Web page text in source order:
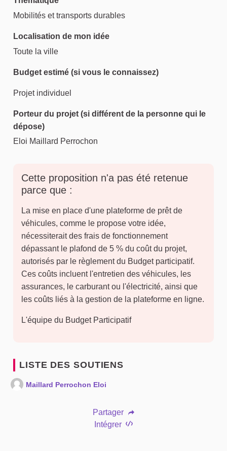
Mobilités et transports durables
Localisation de mon idée
Toute la ville
Budget estimé (si vous le connaissez)
Projet individuel
Porteur du projet (si différent de la personne qui le
dépose)
Eloi Maillard Perrochon
Cette proposition n'a pas été retenue
parce que :
La mise en place d'une plateforme de prêt de
véhicules, comme le propose votre idée,
nécessiterait des frais de fonctionnement
dépassant le plafond de 5 % du coût du projet,
autorisés par le règlement du Budget participatif.
Ces coûts incluent l'entretien des véhicules, les
assurances, le carburant ou l'électricité, ainsi que
les coûts liés à la gestion de la plateforme en ligne.
L'équipe du Budget Participatif
LISTE DES SOUTIENS
Maillard Perrochon Eloi
Partager
Intégrer